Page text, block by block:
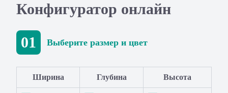
Конфигуратор онлайн
01
Выберите размер и цвет
Ширина Глубина Высота